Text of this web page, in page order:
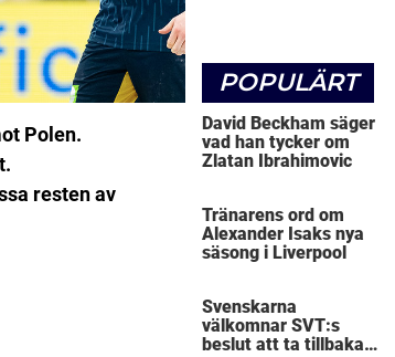
Polen.
resten av
POPULÄRT
David Beckham säger
vad han tycker om
Zlatan Ibrahimovic
Tränarens ord om
Alexander Isaks nya
säsong i Liverpool
Svenskarna
välkomnar SVT:s
beslut att ta tillbaka